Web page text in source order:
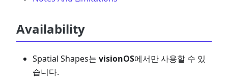
Availability
Spatial Shapes는 visionOS에서만 사용할 수 있
습니다.